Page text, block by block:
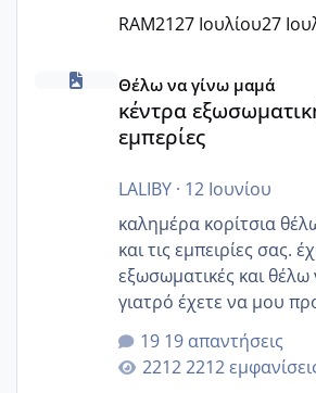
RAM2127 Ιουλίου27
κέντρα εξωσωματικής και γιατροί
Θέλω να γίνω μαμά
κέντρα
εμπερίες
LALIBY· 12 Ιουνίου
καλημέρα κορίτσια
και τις εμπειρίες σας.
εξωσωματικές και
γιατρό έχετε να μου
που μείνατε
επιιτυχία? έκανα στο
ζερβομανωλάκη (δεν το
19 απαντήσεις
2212